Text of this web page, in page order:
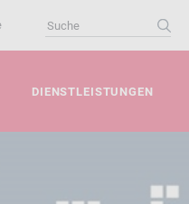
DIENSTLEISTUNGEN